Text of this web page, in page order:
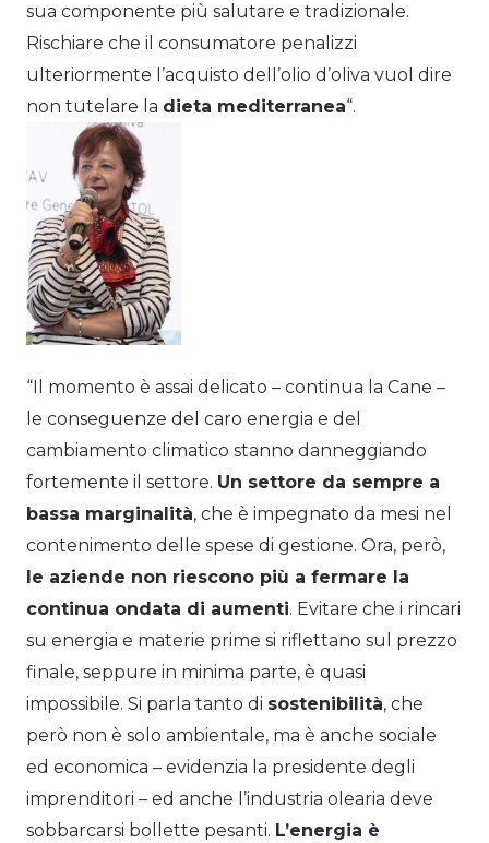
sua componente più salutare e tradizionale.
Rischiare che il consumatore penalizzi
ulteriormente l’acquisto dell’olio d’oliva vuol dire
non tutelare la dieta mediterranea“.
“Il momento è assai delicato – continua la Cane –
le conseguenze del caro energia e del
cambiamento climatico stanno danneggiando
fortemente il settore. Un settore da sempre a
bassa marginalità, che è impegnato da mesi nel
contenimento delle spese di gestione. Ora, però,
le aziende non riescono più a fermare la
continua ondata di aumenti. Evitare che i rincari
su energia e materie prime si riflettano sul prezzo
finale, seppure in minima parte, è quasi
impossibile. Si parla tanto di sostenibilità, che
però non è solo ambientale, ma è anche sociale
ed economica – evidenzia la presidente degli
imprenditori – ed anche l’industria olearia deve
sobbarcarsi bollette pesanti. L’energia è